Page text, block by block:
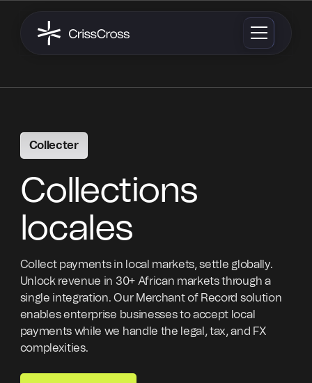
Collecter
Collections
locales
Collect payments in local markets, settle globally.
Unlock revenue in 30+ African markets through a
single integration. Our Merchant of Record solution
enables enterprise businesses to accept local
payments while we handle the legal, tax, and FX
complexities.